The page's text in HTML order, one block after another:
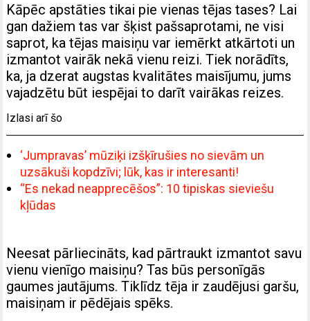
Kāpēc apstāties tikai pie vienas tējas tases? Lai
gan dažiem tas var šķist pašsaprotami, ne visi
saprot, ka tējas maisiņu var iemērkt atkārtoti un
izmantot vairāk nekā vienu reizi. Tiek norādīts,
ka, ja dzerat augstas kvalitātes maisījumu, jums
vajadzētu būt iespējai to darīt vairākas reizes.
Izlasi arī šo
‘Jumpravas’ mūziķi izšķīrušies no sievām un
uzsākuši kopdzīvi; lūk, kas ir interesanti!
“Es nekad neapprecēšos”: 10 tipiskas sieviešu
kļūdas
Neesat pārliecināts, kad pārtraukt izmantot savu
vienu vienīgo maisiņu? Tas būs personīgās
gaumes jautājums. Tiklīdz tēja ir zaudējusi garšu,
maisiņam ir pēdējais spēks.